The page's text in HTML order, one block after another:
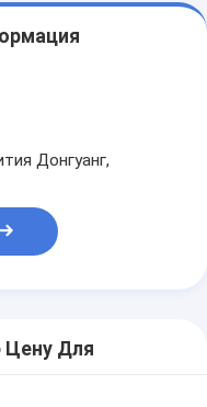
Донгуанг,
Цену Для